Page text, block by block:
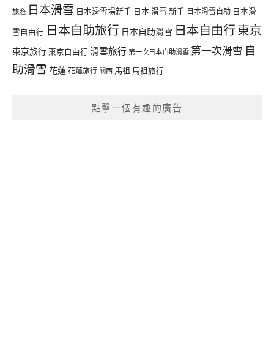
旅遊 日本滑雪 日本滑雪場新手 日本 滑雪 新手 日本滑雪自助 日本滑
雪自由行 日本自助旅行 日本自助滑雪 日本自由行東京
東京旅行 東京自由行 滑雪旅行 第一次日本自助滑雪 第一次滑雪 自
助滑雪 花蓮花蓮旅行 關西 馬祖 馬祖旅行
點擊一個有趣的廣告